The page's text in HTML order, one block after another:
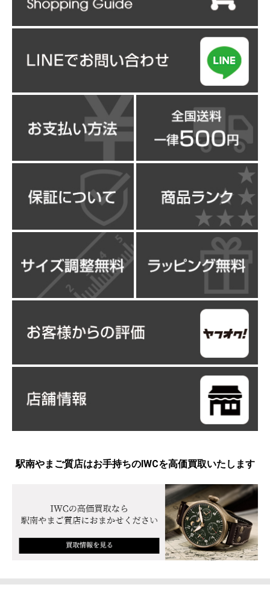
駅南やまご質店はお手持ちのIWCを高価買取いたします